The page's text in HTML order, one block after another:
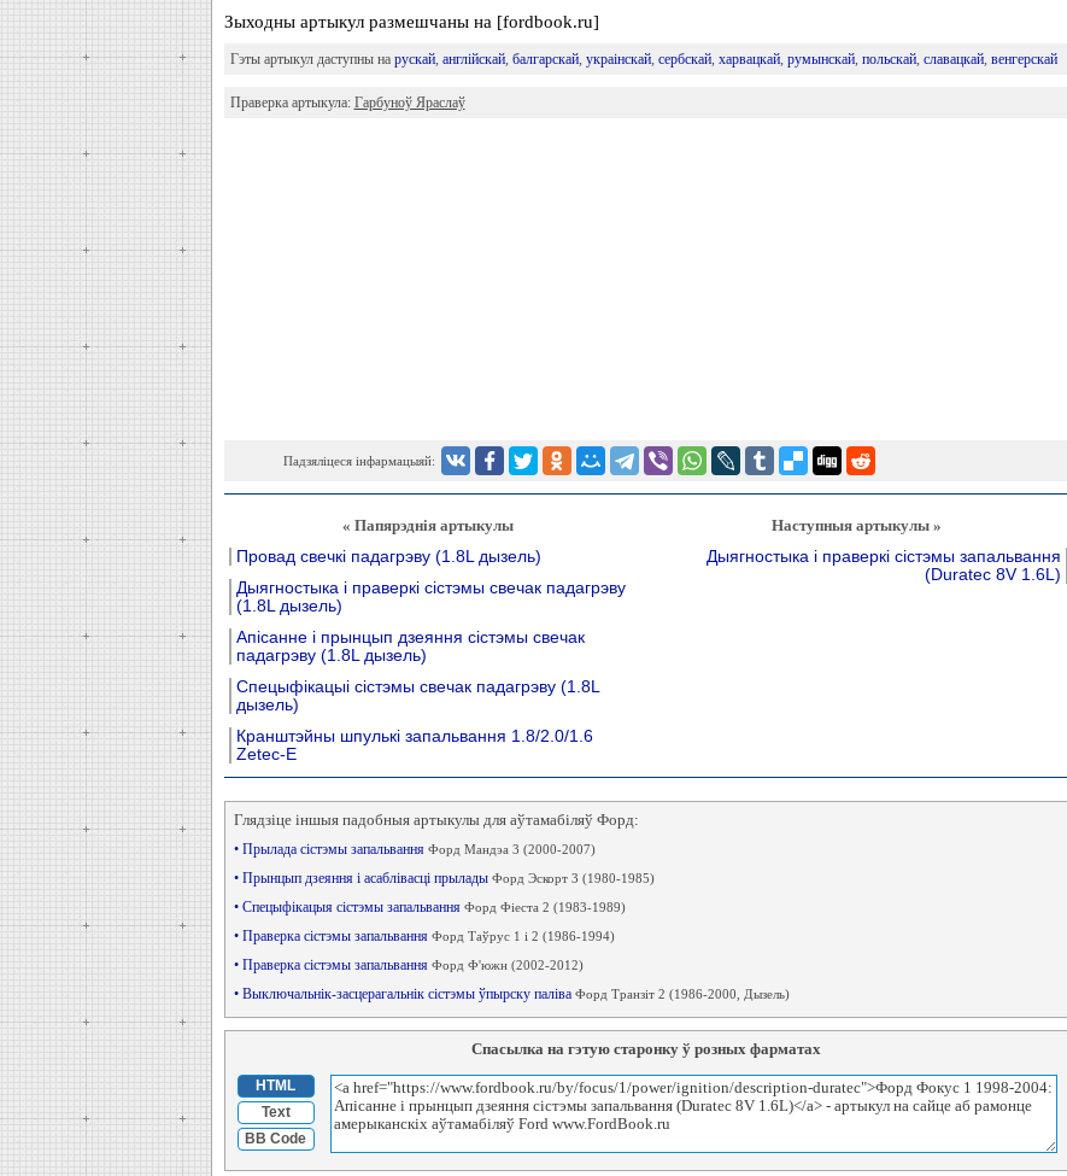
Зыходны артыкул размешчаны на [fordbook.ru]
Гэты артыкул даступны на рускай, англійскай, балгарскай, украінскай, сербскай, харвацкай, румынскай, польскай, славацкай, венгерскай
Праверка артыкула: Гарбуноў Яраслаў
Падзяліцеся інфармацыяй:
« Папярэднія артыкулы
Провад свечкі падагрэву (1.8L дызель)
Дыягностыка і праверкі сістэмы свечак падагрэву
(1.8L дызель)
Апісанне і прынцып дзеяння сістэмы свечак
падагрэву (1.8L дызель)
Спецыфікацыі сістэмы свечак падагрэву (1.8L
дызель)
Кранштэйны шпулькі запальвання 1.8/2.0/1.6
Zetec-E
Наступныя артыкулы »
Дыягностыка і праверкі сістэмы запальвання
(Duratec 8V 1.6L)
Глядзіце іншыя падобныя артыкулы для аўтамабіляў Форд:
• Прылада сістэмы запальвання Форд Мандэа 3 (2000-2007)
• Прынцып дзеяння і асаблівасці прылады Форд Эскорт 3 (1980-1985)
• Спецыфікацыя сістэмы запальвання Форд Фіеста 2 (1983-1989)
• Праверка сістэмы запальвання Форд Таўрус 1 і 2 (1986-1994)
• Праверка сістэмы запальвання Форд Ф'южн (2002-2012)
• Выключальнік-засцерагальнік сістэмы ўпырску паліва Форд Транзіт 2 (1986-2000, Дызель)
Спасылка на гэтую старонку ў розных фарматах
HTML
Text
BB Code